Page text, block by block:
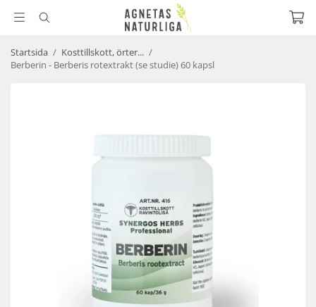
Startsida / Kosttillskott, örter... /
Berberin - Berberis rotextrakt (se studie) 60 kapsl